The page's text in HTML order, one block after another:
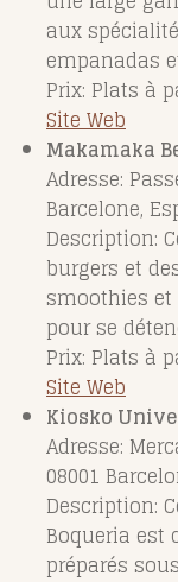
aux
empanadas
Prix: Plats à
Site Web
Makamaka
Adresse:
Barcelone,
Description:
burgers et
smoothies et
pour se
Prix: Plats à
Site Web
Kiosko
Adresse:
08001
Description:
Boqueria est
préparés